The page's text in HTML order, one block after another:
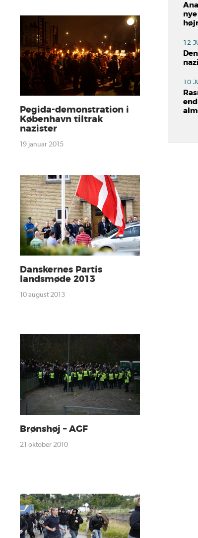
Pegida-demonstration i
København tiltrak
nazister
19 januar 2015
Danskernes Partis
landsmøde 2013
10 august 2013
Brønshøj – AGF
21 oktober 2010
12
10